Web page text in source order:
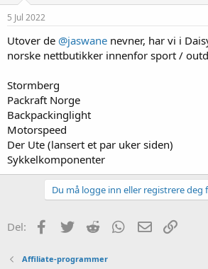
5 Jul 2022
Utover de @jaswane nevner, har vi i
norske nettbutikker innenfor sport /
Stormberg
Packraft Norge
Backpackinglight
Motorspeed
Der Ute (lansert et par uker siden)
Sykkelkomponenter
Du må logge inn eller registrere deg
Del: Facebook
Twitter Reddit WhatsApp
E-post
Affiliate-programmer